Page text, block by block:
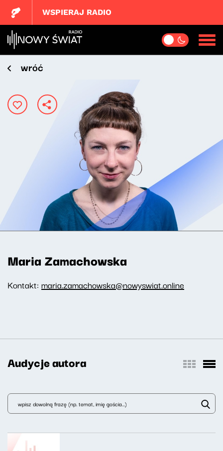
WSPIERAJ RADIO
wróć
Maria Zamachowska
Kontakt: maria.zamachowska@nowyswiat.online
Audycje autora